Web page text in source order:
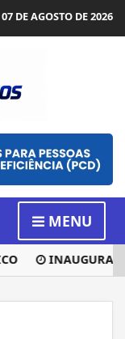
07 DE AGOSTO DE 2026
MENU
INAUGURAÇÃO